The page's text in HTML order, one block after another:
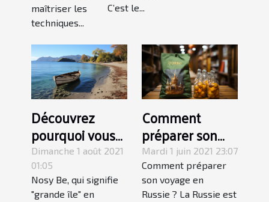
maîtriser les
techniques...
C’est le...
Découvrez
pourquoi vous
devriez visiter
Nosy Be à
Madagascar
Dimanche 1 août 2021
01:05
Nosy Be, qui signifie
"grande île" en
Comment
préparer son
voyage en
Russie ?
Mardi 1 juin 2021 23:07
Comment préparer
son voyage en
Russie ? La Russie est